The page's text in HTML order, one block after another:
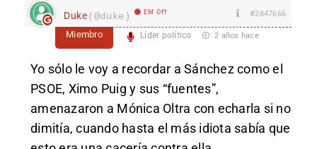
Duke(@duke) EM Off #2847666
Miembro Líder político 2 años hace
Yo sólo le voy a recordar a Sánchez como el
PSOE, Ximo Puig y sus “fuentes”,
amenazaron a Mónica Oltra con echarla si no
dimitía, cuando hasta el más idiota sabía que